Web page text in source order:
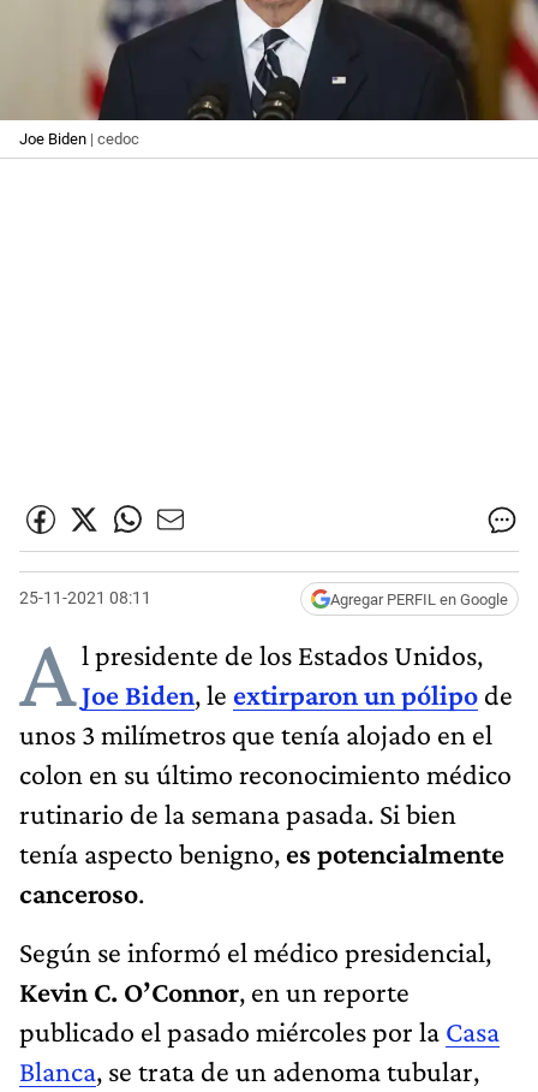
Joe Biden | cedoc
25-11-2021 08:11 Agregar PERFIL en Google
Al presidente de los Estados Unidos,
Joe Biden, le extirparon un pólipo de
unos 3 milímetros que tenía alojado en el
colon en su último reconocimiento médico
rutinario de la semana pasada. Si bien
tenía aspecto benigno, es potencialmente
canceroso.
Según se informó el médico presidencial,
Kevin C. O’Connor, en un reporte
publicado el pasado miércoles por la Casa
Blanca, se trata de un adenoma tubular,